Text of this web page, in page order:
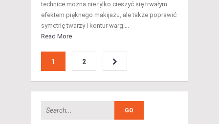
technice można nie tylko cieszyć się trwałym
efektem pięknego makijażu, ale także poprawić
symetrię twarzy i kontur warg….
Read More
1 2